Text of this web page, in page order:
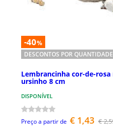
-40%
DESCONTOS POR QUANTIDADE
Lembrancinha cor-de-
ursinho 8 cm
DISPONÍVEL
Preço a partir de € 1,43 €